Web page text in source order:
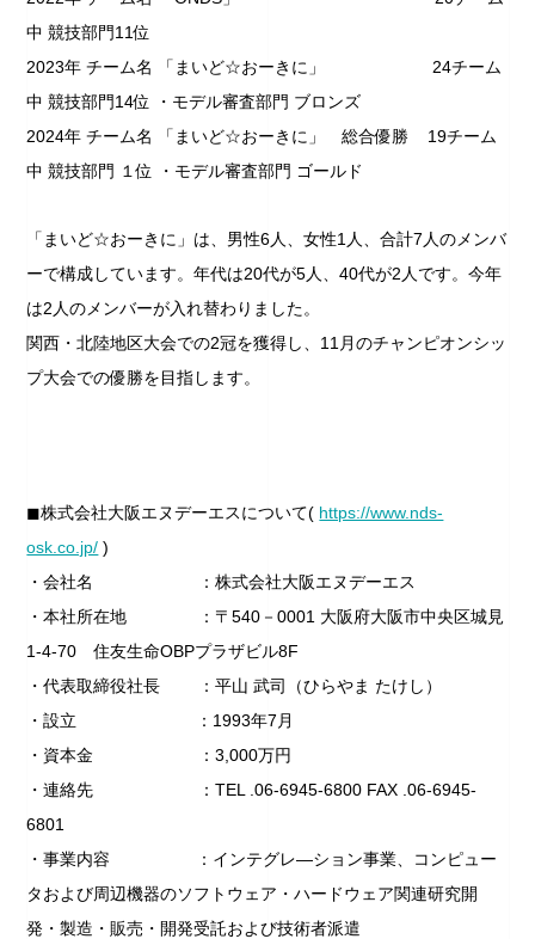
中 競技部門11位
2023年 チーム名 「まいど☆おーきに」 24チーム
中 競技部門14位 ・モデル審査部門 ブロンズ
2024年 チーム名 「まいど☆おーきに」 総合優勝 19チーム
中 競技部門 １位 ・モデル審査部門 ゴールド
「まいど☆おーきに」は、男性6人、女性1人、合計7人のメンバ
ーで構成しています。年代は20代が5人、40代が2人です。今年
は2人のメンバーが入れ替わりました。
関西・北陸地区大会での2冠を獲得し、11月のチャンピオンシッ
プ大会での優勝を目指します。
◼︎株式会社大阪エヌデーエスについて( https://www.nds-
osk.co.jp/ )
・会社名 ：株式会社大阪エヌデーエス
・本社所在地 ：〒540－0001 大阪府大阪市中央区城見
1-4-70 住友生命OBPプラザビル8F
・代表取締役社長 ：平山 武司（ひらやま たけし）
・設立 ：1993年7月
・資本金 ：3,000万円
・連絡先 ：TEL .06-6945-6800 FAX .06-6945-
6801
・事業内容 ：インテグレ―ション事業、コンピュー
タおよび周辺機器のソフトウェア・ハードウェア関連研究開
発・製造・販売・開発受託および技術者派遣